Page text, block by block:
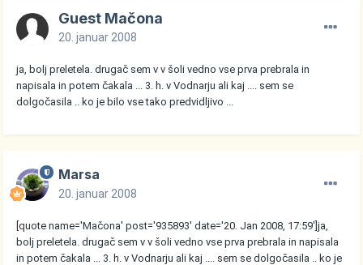
Guest Mačona
20. januar 2008
ja, bolj preletela. drugač sem v v šoli vedno vse prva prebrala in
napisala in potem čakala ... 3. h. v Vodnarju ali kaj .... sem se
dolgočasila .. ko je bilo vse tako predvidljivo ...
Marsa
20. januar 2008
[quote name='Mačona' post='935893' date='20. Jan 2008, 17:59']ja,
bolj preletela. drugač sem v v šoli vedno vse prva prebrala in napisala
in potem čakala ... 3. h. v Vodnarju ali kaj .... sem se dolgočasila .. ko je